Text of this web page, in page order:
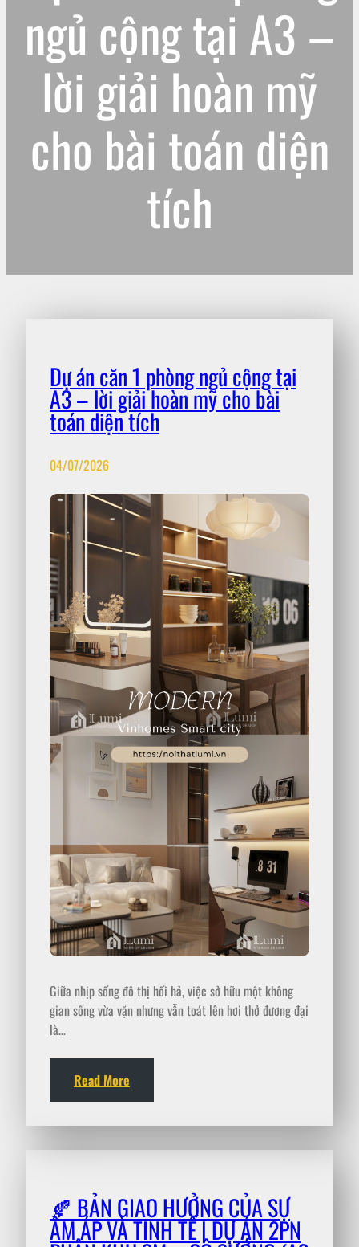
ngủ cộng tại A3 –
lời giải hoàn mỹ
cho bài toán diện
tích
Dự án căn 1 phòng ngủ cộng tại
A3 – lời giải hoàn mỹ cho bài
toán diện tích
04/07/2026
Giữa nhịp sống đô thị hối hả, việc sở hữu một không
gian sống vừa vặn nhưng vẫn toát lên hơi thở đương đại
là…
Read More
🍂 BẢN GIAO HƯỞNG CỦA SỰ
ẤM ÁP VÀ TINH TẾ | DỰ ÁN 2PN